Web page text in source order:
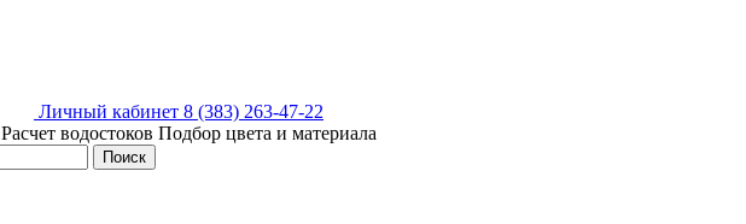
Личный кабинет 8 (383) 263-47-22
Расчет водостоков Подбор цвета и материала